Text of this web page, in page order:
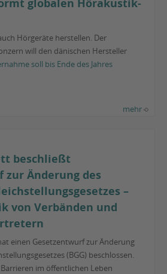
globalen Hörakustik-
Hörgeräte herstellen. Der
will den dänischen Hersteller
soll bis Ende des Jahres
mehr
beschließt
zur Änderung des
–
von Verbänden und
einen Gesetzentwurf zur Änderung
(BGG) beschlossen.
im öffentlichen Leben